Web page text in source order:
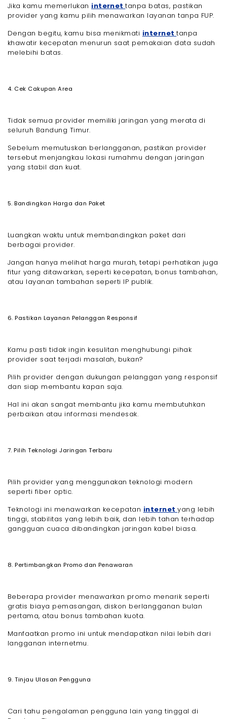
Jika kamu memerlukan internettanpa batas, pastikan
provider yang kamu pilih menawarkan layanan tanpa FUP.
Dengan begitu, kamu bisa menikmati internettanpa
khawatir kecepatan menurun saat pemakaian data sudah
melebihi batas.
4. Cek Cakupan Area
Tidak semua provider memiliki jaringan yang merata di
seluruh Bandung Timur.
Sebelum memutuskan berlangganan, pastikan provider
tersebut menjangkau lokasi rumahmu dengan jaringan
yang stabil dan kuat.
5. Bandingkan Harga dan Paket
Luangkan waktu untuk membandingkan paket dari
berbagai provider.
Jangan hanya melihat harga murah, tetapi perhatikan juga
fitur yang ditawarkan, seperti kecepatan, bonus tambahan,
atau layanan tambahan seperti IP publik.
6. Pastikan Layanan Pelanggan Responsif
Kamu pasti tidak ingin kesulitan menghubungi pihak
provider saat terjadi masalah, bukan?
Pilih provider dengan dukungan pelanggan yang responsif
dan siap membantu kapan saja.
Hal ini akan sangat membantu jika kamu membutuhkan
perbaikan atau informasi mendesak.
7. Pilih Teknologi Jaringan Terbaru
Pilih provider yang menggunakan teknologi modern
seperti fiber optic.
Teknologi ini menawarkan kecepatan internetyang lebih
tinggi, stabilitas yang lebih baik, dan lebih tahan terhadap
gangguan cuaca dibandingkan jaringan kabel biasa.
8. Pertimbangkan Promo dan Penawaran
Beberapa provider menawarkan promo menarik seperti
gratis biaya pemasangan, diskon berlangganan bulan
pertama, atau bonus tambahan kuota.
Manfaatkan promo ini untuk mendapatkan nilai lebih dari
langganan internetmu.
9. Tinjau Ulasan Pengguna
Cari tahu pengalaman pengguna lain yang tinggal di